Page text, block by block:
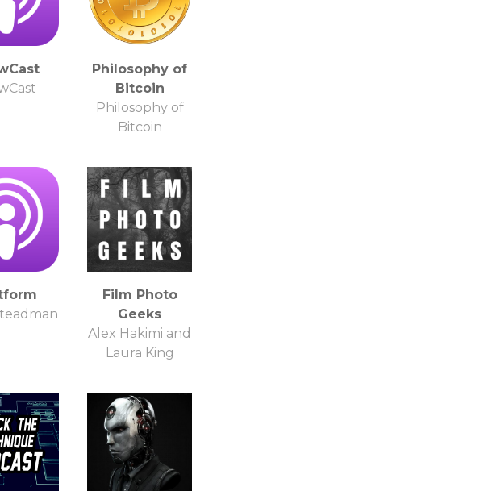
Philosophy of
Bitcoin
Philosophy of
Bitcoin
Film Photo
Geeks
Alex Hakimi and
Laura King